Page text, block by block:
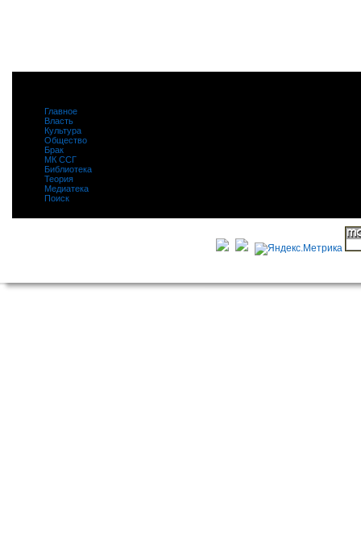
Главное
Власть
Культура
Общество
Брак
МК ССГ
Библиотека
Теория
Медиатека
Поиск